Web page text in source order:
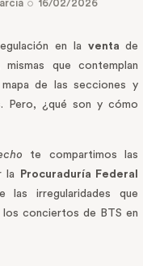
16/02/2026
en la venta de
que contemplan
de las secciones y
Pero, ¿qué son y cómo
te compartimos las
la
Procuraduría Federal
las irregularidades que
los conciertos de BTS en